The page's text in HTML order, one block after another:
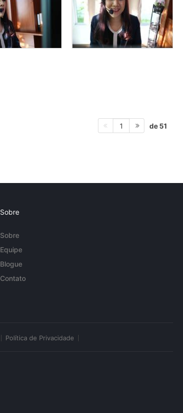
1 de 51
Sobre
Sobre
Equipe
Blogue
Contato
Política de Privacidade